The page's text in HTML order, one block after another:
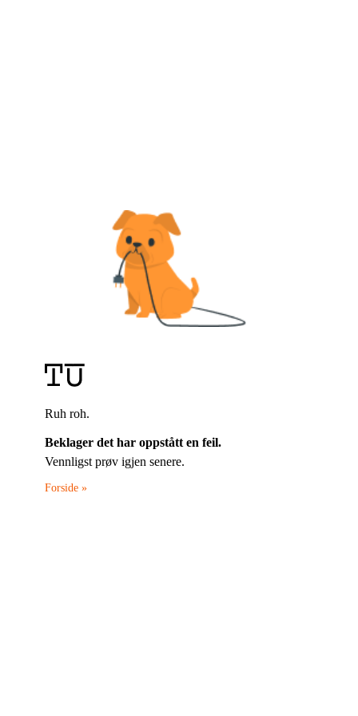
Ruh roh.
Beklager det har oppstått en feil.
Vennligst prøv igjen senere.
Forside »